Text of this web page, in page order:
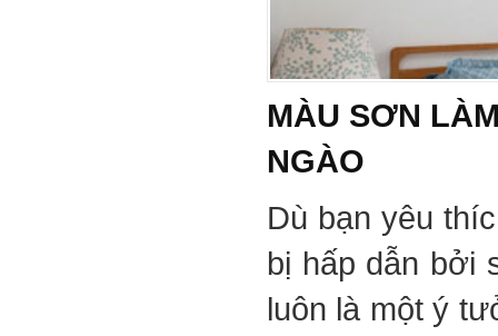
MÀU SƠN
NGÀO
Dù bạn yêu
bị hấp dẫn bởi
luôn là một ý